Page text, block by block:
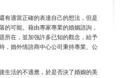
有適當正確的表達自己的想法，但是
可能。藉由專家專業的婚姻諮詢，
所在，並加強許多已知的觀念，給予
，婚外情諮商中心公司秉持專業、公
生活的不適應，於是否決了婚姻的美